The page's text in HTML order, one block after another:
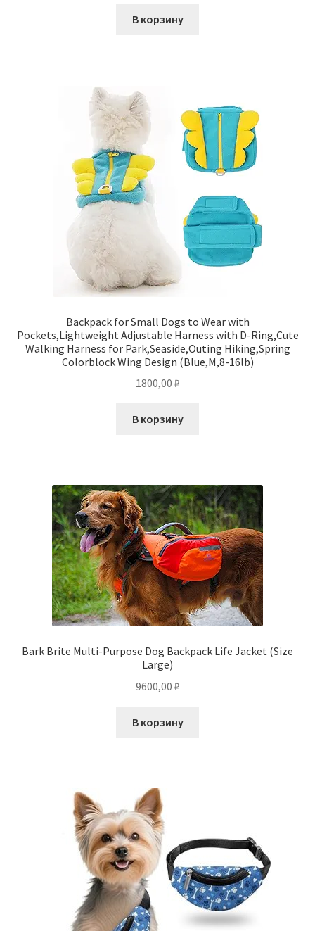
В корзину
Backpack for Small Dogs to Wear with
Pockets,Lightweight Adjustable Harness with D-Ring,Cute
Walking Harness for Park,Seaside,Outing Hiking,Spring
Colorblock Wing Design (Blue,M,8-16lb)
1800,00 ₽
В корзину
Bark Brite Multi-Purpose Dog Backpack Life Jacket (Size
Large)
9600,00 ₽
В корзину